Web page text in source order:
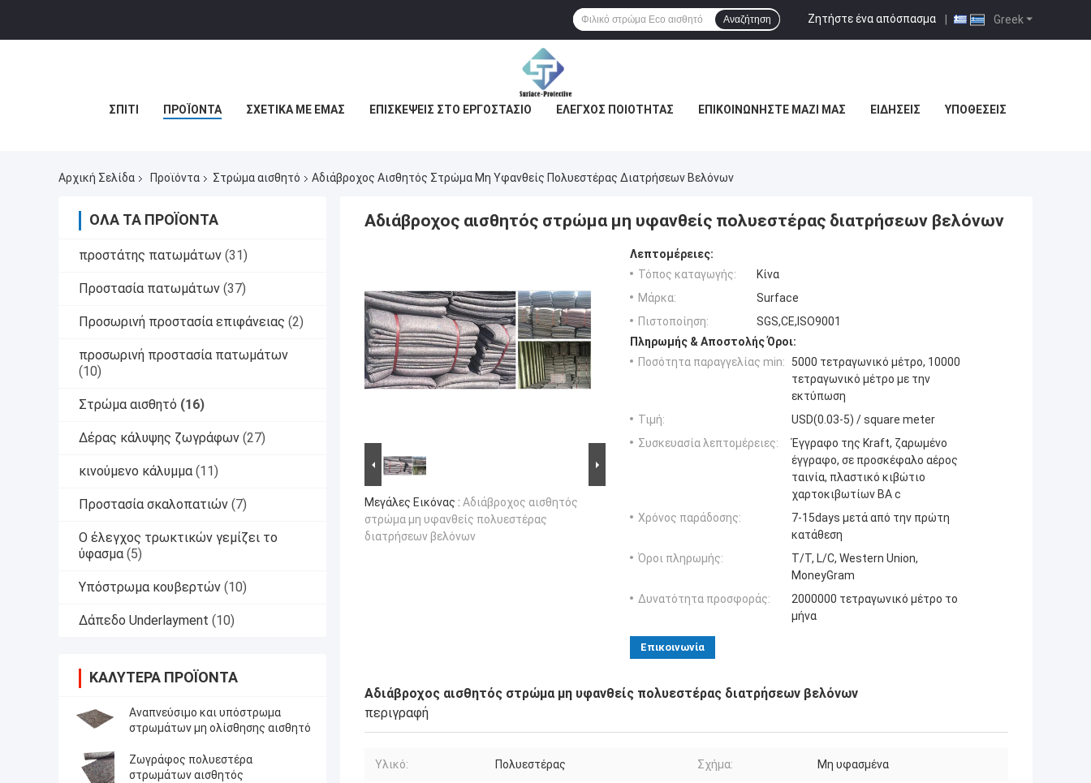
Greek
Ζητήστε ένα απόσπασμα |
Αναζήτηση
ΣΠΊΤΙ ΠΡΟΪΌΝΤΑ ΣΧΕΤΙΚΆ ΜΕ ΕΜΆΣ ΕΠΙΣΚΈΨΕΙΣ ΣΤΟ ΕΡΓΟΣΤΆΣΙΟ ΈΛΕΓΧΟΣ ΠΟΙΌΤΗΤΑΣ ΕΠΙΚΟΙΝΩΝΉΣΤΕ ΜΑΖΊ ΜΑΣ ΕΙΔΉΣΕΙΣ ΥΠΟΘΈΣΕΙΣ
Αρχική Σελίδα Προϊόντα Στρώμα αισθητό Αδιάβροχος Αισθητός Στρώμα Μη Υφανθείς Πολυεστέρας Διατρήσεων Βελόνων
ΌΛΑ ΤΑ ΠΡΟΪΌΝΤΑ
προστάτης πατωμάτων (31)
Προστασία πατωμάτων (37)
Προσωρινή προστασία επιφάνειας (2)
προσωρινή προστασία πατωμάτων
(10)
Στρώμα αισθητό (16)
Δέρας κάλυψης ζωγράφων (27)
κινούμενο κάλυμμα (11)
Προστασία σκαλοπατιών (7)
Ο έλεγχος τρωκτικών γεμίζει το
ύφασμα (5)
Υπόστρωμα κουβερτών (10)
Δάπεδο Underlayment (10)
ΚΑΛΎΤΕΡΑ ΠΡΟΪΌΝΤΑ
Αναπνεύσιμο και υπόστρωμα
στρωμάτων μη ολίσθησης αισθητό
Ζωγράφος πολυεστέρα
στρωμάτων αισθητός
Αδιάβροχος αισθητός στρώμα μη υφανθείς πολυεστέρας διατρήσεων βελόνων
Μεγάλες Εικόνας : Αδιάβροχος αισθητός
στρώμα μη υφανθείς πολυεστέρας
διατρήσεων βελόνων
Λεπτομέρειες:
Τόπος καταγωγής:
Κίνα
Μάρκα:
Surface
Πιστοποίηση:
SGS,CE,ISO9001
Πληρωμής & Αποστολής Όροι:
Ποσότητα παραγγελίας min:
5000 τετραγωνικό μέτρο, 10000
τετραγωνικό μέτρο με την
εκτύπωση
Τιμή:
USD(0.03-5) / square meter
Συσκευασία λεπτομέρειες:
Έγγραφο της Kraft, ζαρωμένο
έγγραφο, σε προσκέφαλο αέρος
ταινία, πλαστικό κιβώτιο
χαρτοκιβωτίων BA c
Χρόνος παράδοσης:
7-15days μετά από την πρώτη
κατάθεση
Όροι πληρωμής:
T/T, L/C, Western Union,
MoneyGram
Δυνατότητα προσφοράς:
2000000 τετραγωνικό μέτρο το
μήνα
Επικοινωνία
Αδιάβροχος αισθητός στρώμα μη υφανθείς πολυεστέρας διατρήσεων βελόνων
περιγραφή
Υλικό: Πολυεστέρας Σχήμα: Μη υφασμένα